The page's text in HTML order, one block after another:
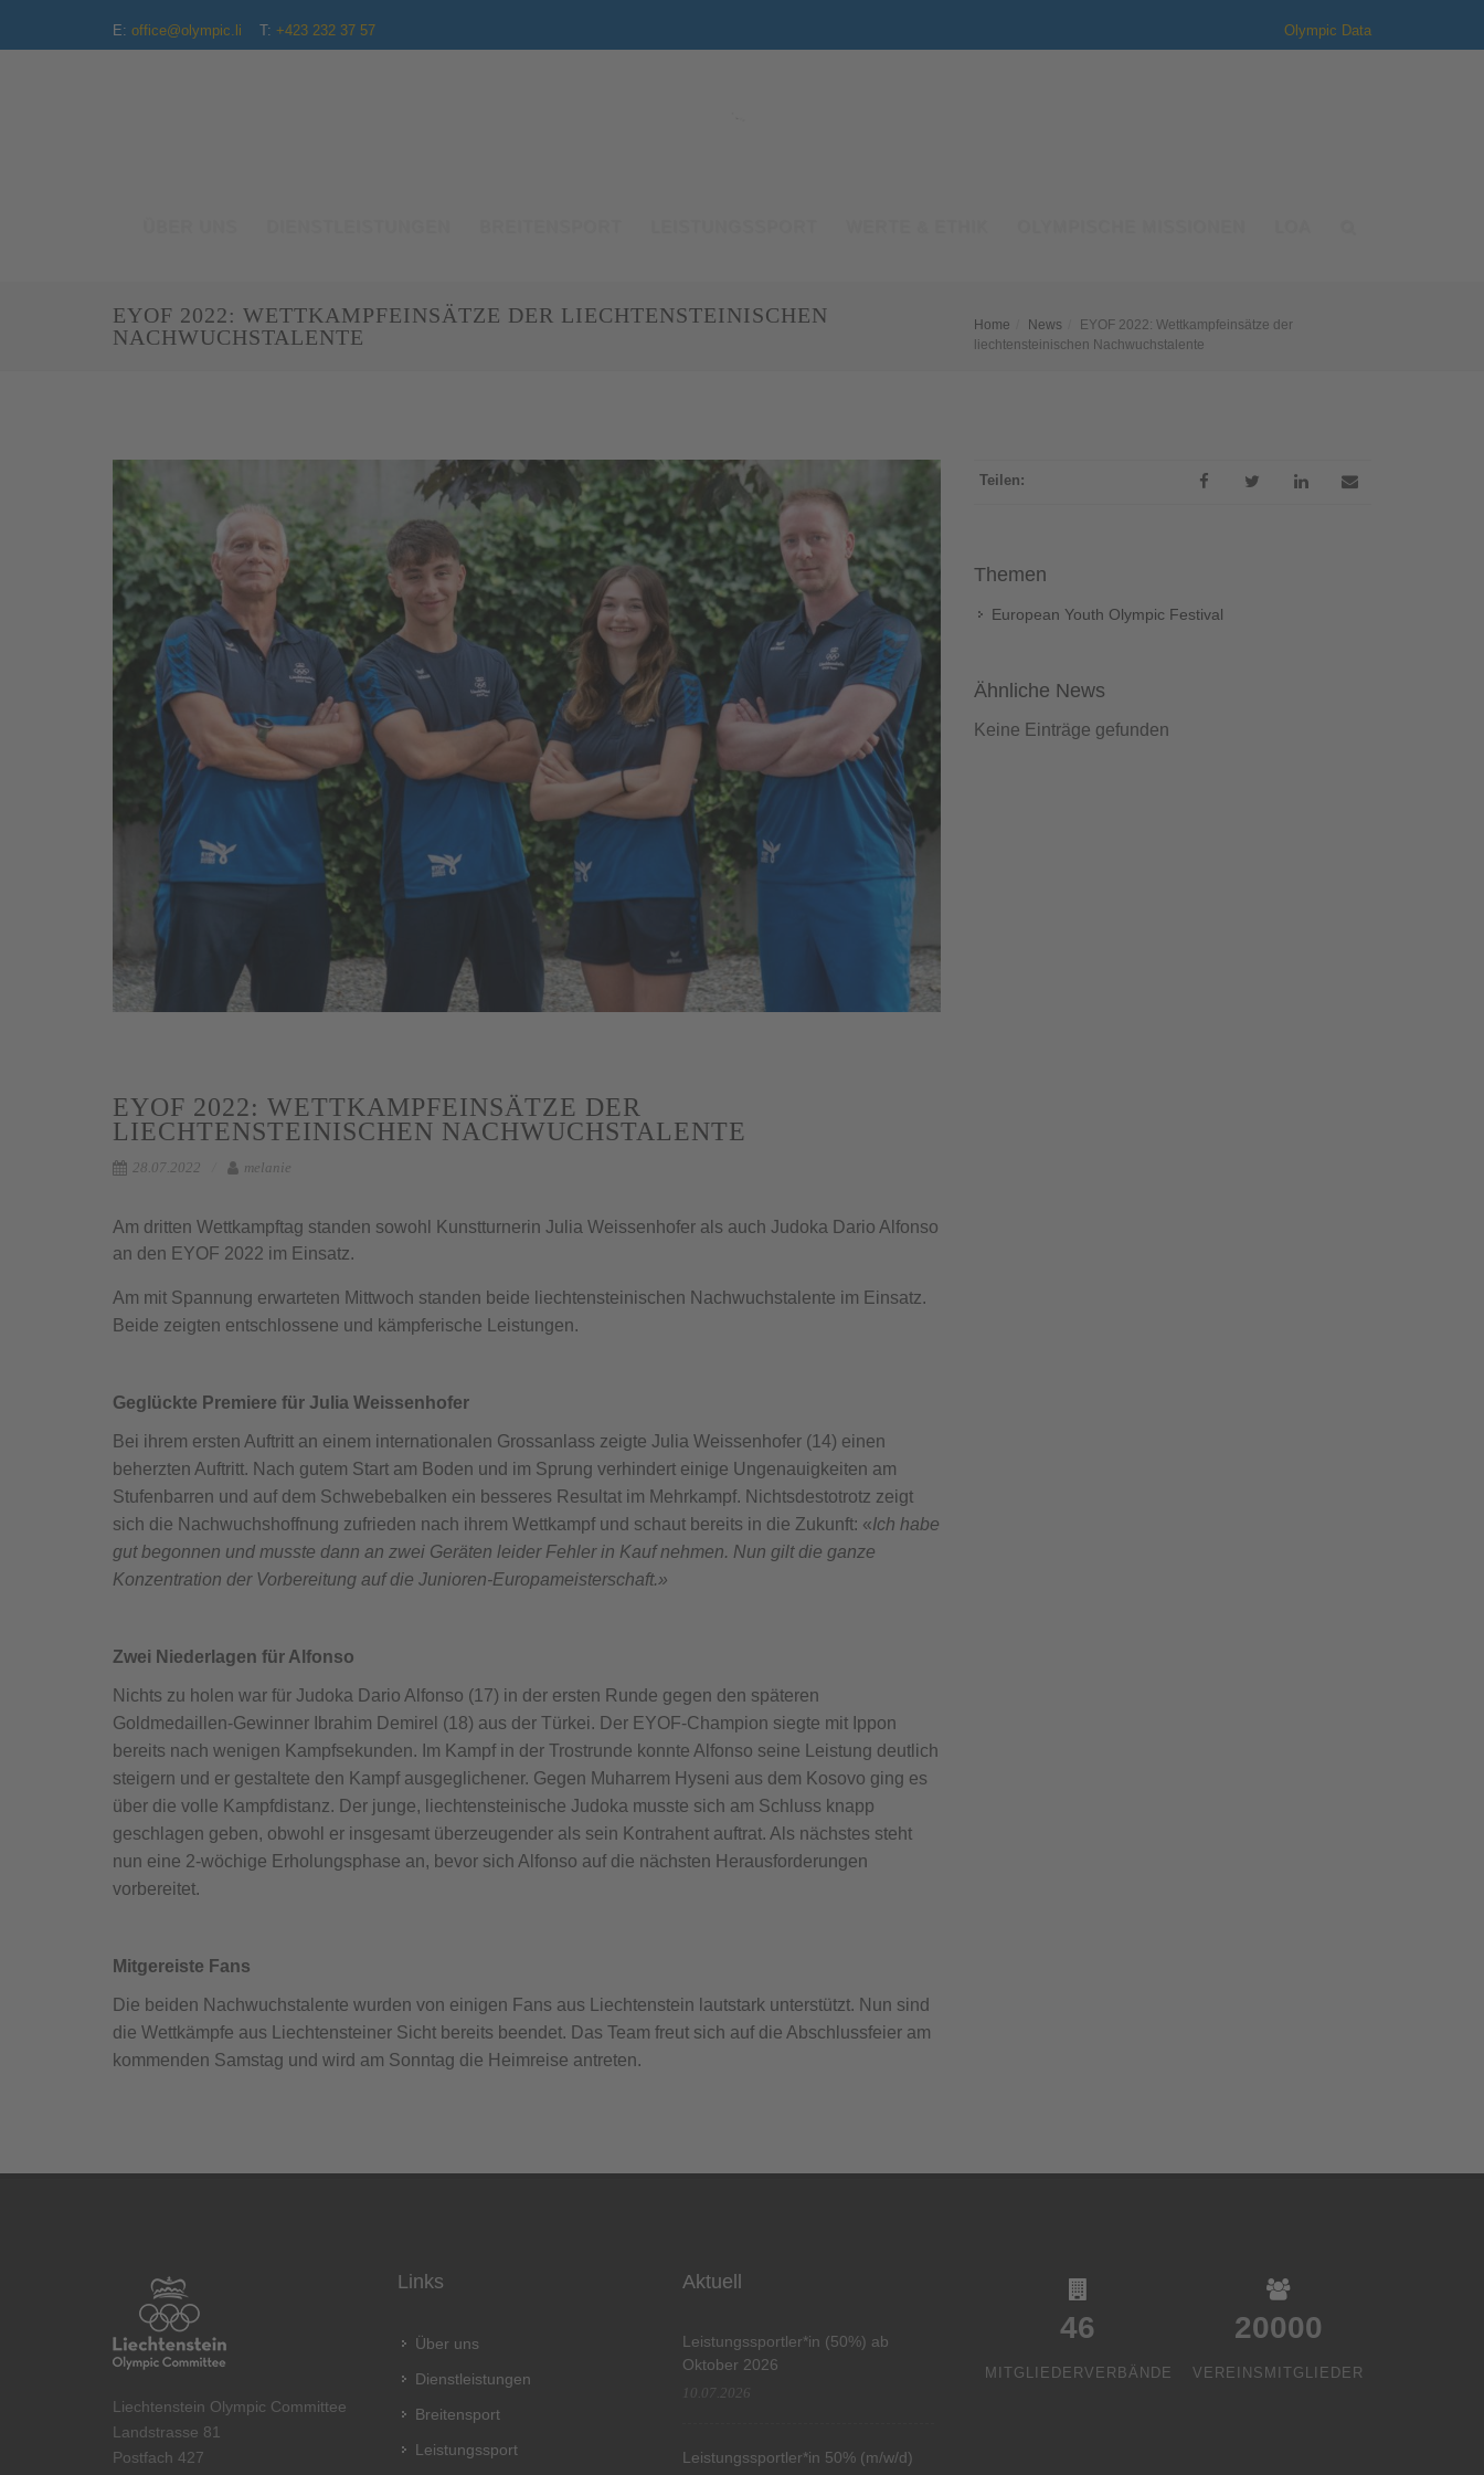
E: office@olympic.li T: +423 232 37 57 Olympic Data
EYOF 2022: WETTKAMPFEINSÄTZE DER LIECHTENSTEINISCHEN
NACHWUCHSTALENTE
Home News
EYOF 2022: Wettkampfeinsätze der
liechtensteinischen Nachwuchstalente
EYOF 2022: WETTKAMPFEINSÄTZE DER
LIECHTENSTEINISCHEN NACHWUCHSTALENTE
28.07.2022 melanie
Am dritten Wettkampftag standen sowohl Kunstturnerin Julia Weissenhofer als auch Judoka Dario Alfonso
an den EYOF 2022 im Einsatz.
Am mit Spannung erwarteten Mittwoch standen beide liechtensteinischen Nachwuchstalente im Einsatz.
Beide zeigten entschlossene und kämpferische Leistungen.
Geglückte Premiere für Julia Weissenhofer
Bei ihrem ersten Auftritt an einem internationalen Grossanlass zeigte Julia Weissenhofer (14) einen
beherzten Auftritt. Nach gutem Start am Boden und im Sprung verhindert einige Ungenauigkeiten am
Stufenbarren und auf dem Schwebebalken ein besseres Resultat im Mehrkampf. Nichtsdestotrotz zeigt
sich die Nachwuchshoffnung zufrieden nach ihrem Wettkampf und schaut bereits in die Zukunft: «Ich habe
gut begonnen und musste dann an zwei Geräten leider Fehler in Kauf nehmen. Nun gilt die ganze
Konzentration der Vorbereitung auf die Junioren-Europameisterschaft.»
Zwei Niederlagen für Alfonso
Nichts zu holen war für Judoka Dario Alfonso (17) in der ersten Runde gegen den späteren
Goldmedaillen-Gewinner Ibrahim Demirel (18) aus der Türkei. Der EYOF-Champion siegte mit Ippon
bereits nach wenigen Kampfsekunden. Im Kampf in der Trostrunde konnte Alfonso seine Leistung deutlich
steigern und er gestaltete den Kampf ausgeglichener. Gegen Muharrem Hyseni aus dem Kosovo ging es
über die volle Kampfdistanz. Der junge, liechtensteinische Judoka musste sich am Schluss knapp
geschlagen geben, obwohl er insgesamt überzeugender als sein Kontrahent auftrat. Als nächstes steht
nun eine 2-wöchige Erholungsphase an, bevor sich Alfonso auf die nächsten Herausforderungen
vorbereitet.
Mitgereiste Fans
Die beiden Nachwuchstalente wurden von einigen Fans aus Liechtenstein lautstark unterstützt. Nun sind
die Wettkämpfe aus Liechtensteiner Sicht bereits beendet. Das Team freut sich auf die Abschlussfeier am
kommenden Samstag und wird am Sonntag die Heimreise antreten.
Teilen:
Themen
European Youth Olympic Festival
Ähnliche News
Keine Einträge gefunden
Liechtenstein Olympic Committee
Landstrasse 81
Postfach 427
Links
Über uns
Dienstleistungen
Breitensport
Leistungssport
Aktuell
Leistungssportler*in (50%) ab
Oktober 2026
10.07.2026
Leistungssportler*in 50% (m/w/d)
46
MITGLIEDERVERBÄNDE
20000
VEREINSMITGLIEDER